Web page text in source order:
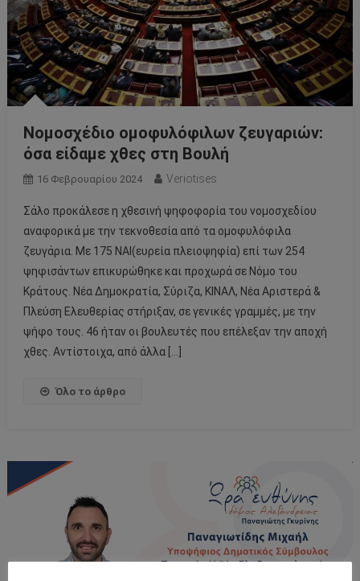
Νομοσχέδιο ομοφυλόφιλων ζευγαριών:
όσα είδαμε χθες στη Βουλή
16 Φεβρουαρίου 2024 Veriotises
Σάλο προκάλεσε η χθεσινή ψηφοφορία του νομοσχεδίου
αναφορικά με την τεκνοθεσία από τα ομοφυλόφιλα
ζευγάρια. Με 175 ΝΑΙ(ευρεία πλειοψηφία) επί των 254
ψηφισάντων επικυρώθηκε και προχωρά σε Νόμο του
Κράτους. Νέα Δημοκρατία, Σύριζα, ΚΙΝΑΛ, Νέα Αριστερά &
Πλεύση Ελευθερίας στήριξαν, σε γενικές γραμμές, με την
ψήφο τους. 46 ήταν οι βουλευτές που επέλεξαν την αποχή
χθες. Αντίστοιχα, από άλλα […]
Όλο το άρθρο